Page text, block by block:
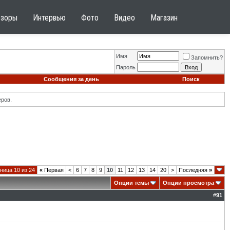
Интервью Фото Видео Магазин
Имя
Запомнить?
Пароль
Сообщения за день
Поиск
10 из 24 « Первая < 6 7 8 9 10 11 12 13 14 20 > Последняя »
Опции темы
Опции просмотра
#91